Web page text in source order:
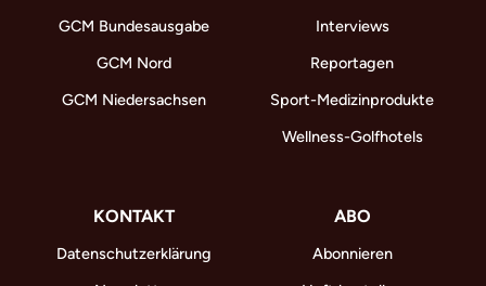
GCM Bundesausgabe
GCM Nord
GCM Niedersachsen
Interviews
Reportagen
Sport-Medizinprodukte
Wellness-Golfhotels
KONTAKT
Datenschutzerklärung
ABO
Abonnieren